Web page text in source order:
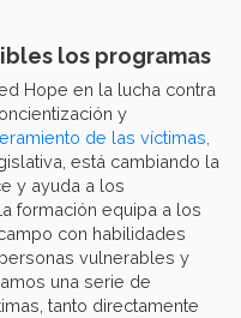
los programas
Hope en la lucha contra
y
de las víctimas,
está cambiando la
y ayuda a los
formación equipa a los
con habilidades
vulnerables y
una serie de
tanto directamente